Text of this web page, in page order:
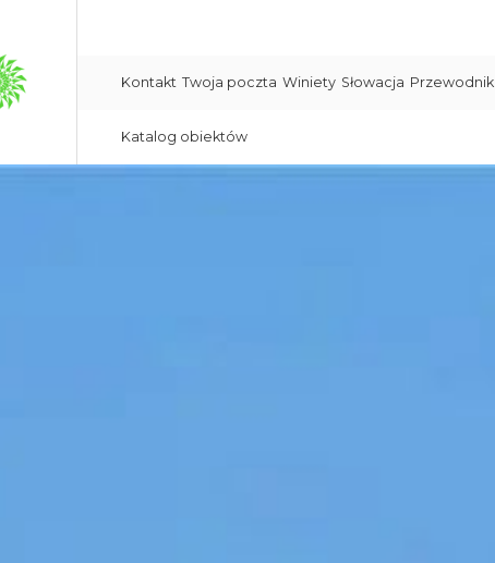
Kontakt Twoja poczta Winiety Słowacja Przewodnik
Katalog obiektów